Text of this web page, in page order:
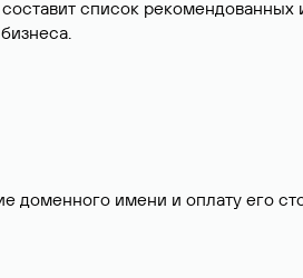
список
имени и оплату его